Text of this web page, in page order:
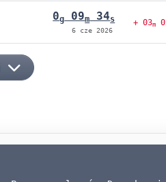
0g 09m 34s
6 cze 2026
+ 03m